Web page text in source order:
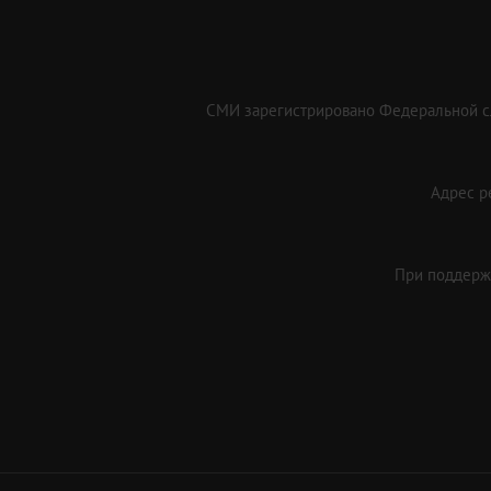
СМИ зарегистрировано Федеральной
Адрес
При